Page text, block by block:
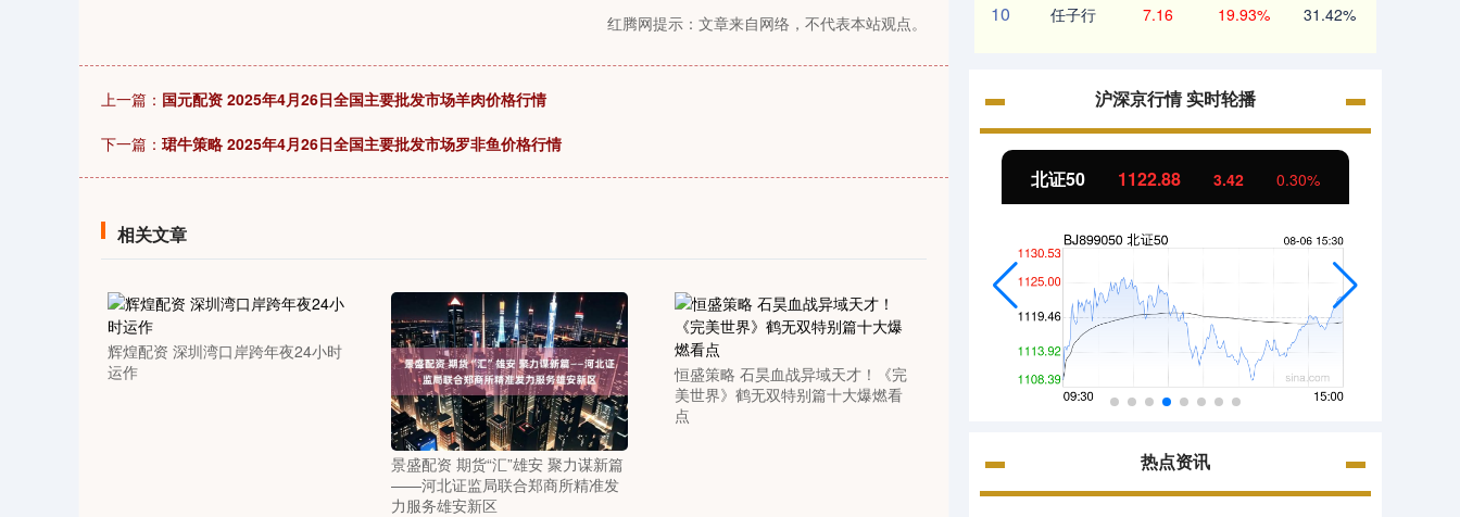
红腾网提示：文章来自网络，不代表本站观点。
上一篇： 国元配资 2025年4月26日全国主要批发市场羊肉价格行情
下一篇： 珺牛策略 2025年4月26日全国主要批发市场罗非鱼价格行情
相关文章
辉煌配资 深圳湾口岸跨年夜24小时
运作
景盛配资 期货“汇”雄安 聚力谋新篇
——河北证监局联合郑商所精准发
力服务雄安新区
恒盛策略 石昊血战异域天才！《完
美世界》鹤无双特别篇十大爆燃看
点
10 任子行 7.16 19.93% 31.42%
沪深京行情 实时轮播
21.92 0.57% 深证成指 14110.12 -34.08 -0.24% 沪深300 4651.31 -6.85 -0.15% 北证50 1122.88 3.42 0.30%
热点资讯